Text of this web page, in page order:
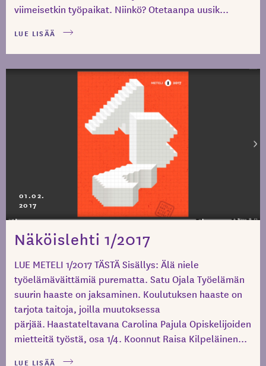
viimeisetkin työpaikat. Niinkö? Otetaanpa uusik...
LUE LISÄÄ
01.02.
2017
Näköislehti 1/2017
LUE METELI 1/2017 TÄSTÄ Sisällys: Älä niele
työelämäväittämiä purematta. Satu Ojala Työelämän
suurin haaste on jaksaminen. Koulutuksen haaste on
tarjota taitoja, joilla muutoksessa
pärjää. Haastateltavana Carolina Pajula Opiskelijoiden
mietteitä työstä, osa 1/4. Koonnut Raisa Kilpeläinen...
LUE LISÄÄ